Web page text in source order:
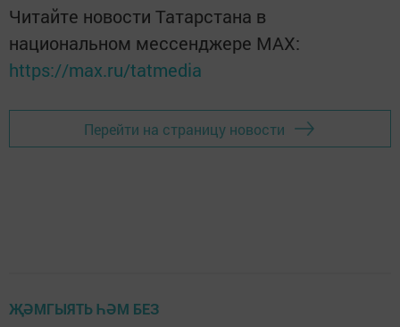
Читайте новости Татарстана в
национальном мессенджере MАХ:
https://max.ru/tatmedia
Перейти на страницу новости
ҖӘМГЫЯТЬ ҺӘМ БЕЗ